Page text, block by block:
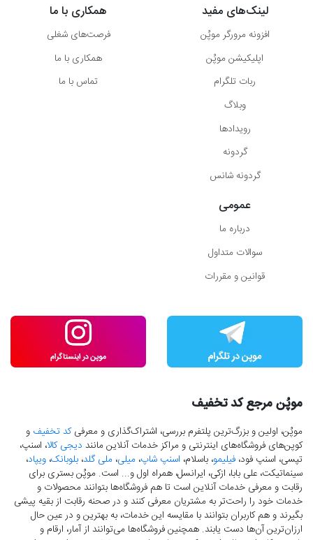
لینک‌های مفید
افزونه مرورگر موپُن
اپلیکیشن موپُن
ربات تلگرام
وبلاگ
رویدادها
گردونه
گردونه شانس
همکاری با ما
فرصت‌های شغلی
همکاری با ما
تماس با ما
عمومی
درباره ما
سوالات متداول
قوانین و مقررات
موپُن مرجع کد تخفیف
موپُن، اولین و بزرگ‌ترین پلتفرم بررسی، اشتراک‌گذاری و معرفیکد تخفیف و
کوپن‌های فروشگاه‌های اینترنتی و مراکز خدمات آنلاین مانند دیجی کالا، اسنپ،
تپسی، اسنپ فود، فیلیمو، باسلام، اسنپ شاپ، میلی، ملی گلد، بلوبانک، ویپاد،
سینماتیکت، علی بابا، ازکی، ایرانسل، همراه اول و... است. موپُن بستری برای
رقابت و معرفی خدمات آنلاین است تا هم فروشگاه‌ها بتوانند محصولات و
خدمات خود را راحت‌تر به مشتریان معرفی کنند و در صحنه رقابت از بقیه پیشی
بگیرند و هم کاربران بتوانند با مقایسه این خدمات، به بهترین و در عین حال
ارزان‌ترین آن‌ها دست‌ یابند. همچنین فروشگاه‌ها می‌توانند از آمار، ارقام و